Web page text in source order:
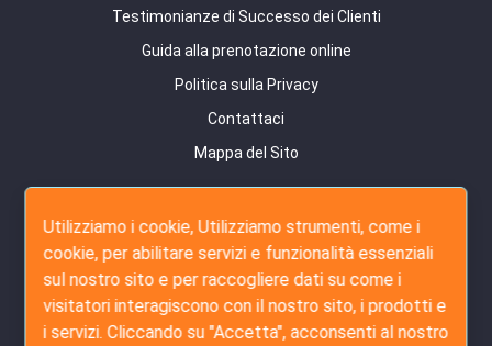
Testimonianze di Successo dei Clienti
Guida alla prenotazione online
Politica sulla Privacy
Contattaci
Mappa del Sito
Ispezione Pre-Produzione
Ispezione Durante la Produzione
Ispezione Pre-Spedizione
Ispezione Carico Container
Utilizziamo i cookie, Utilizziamo strumenti, come i
cookie, per abilitare servizi e funzionalità essenziali
sul nostro sito e per raccogliere dati su come i
visitatori interagiscono con il nostro sito, i prodotti e
i servizi. Cliccando su "Accetta", acconsenti al nostro